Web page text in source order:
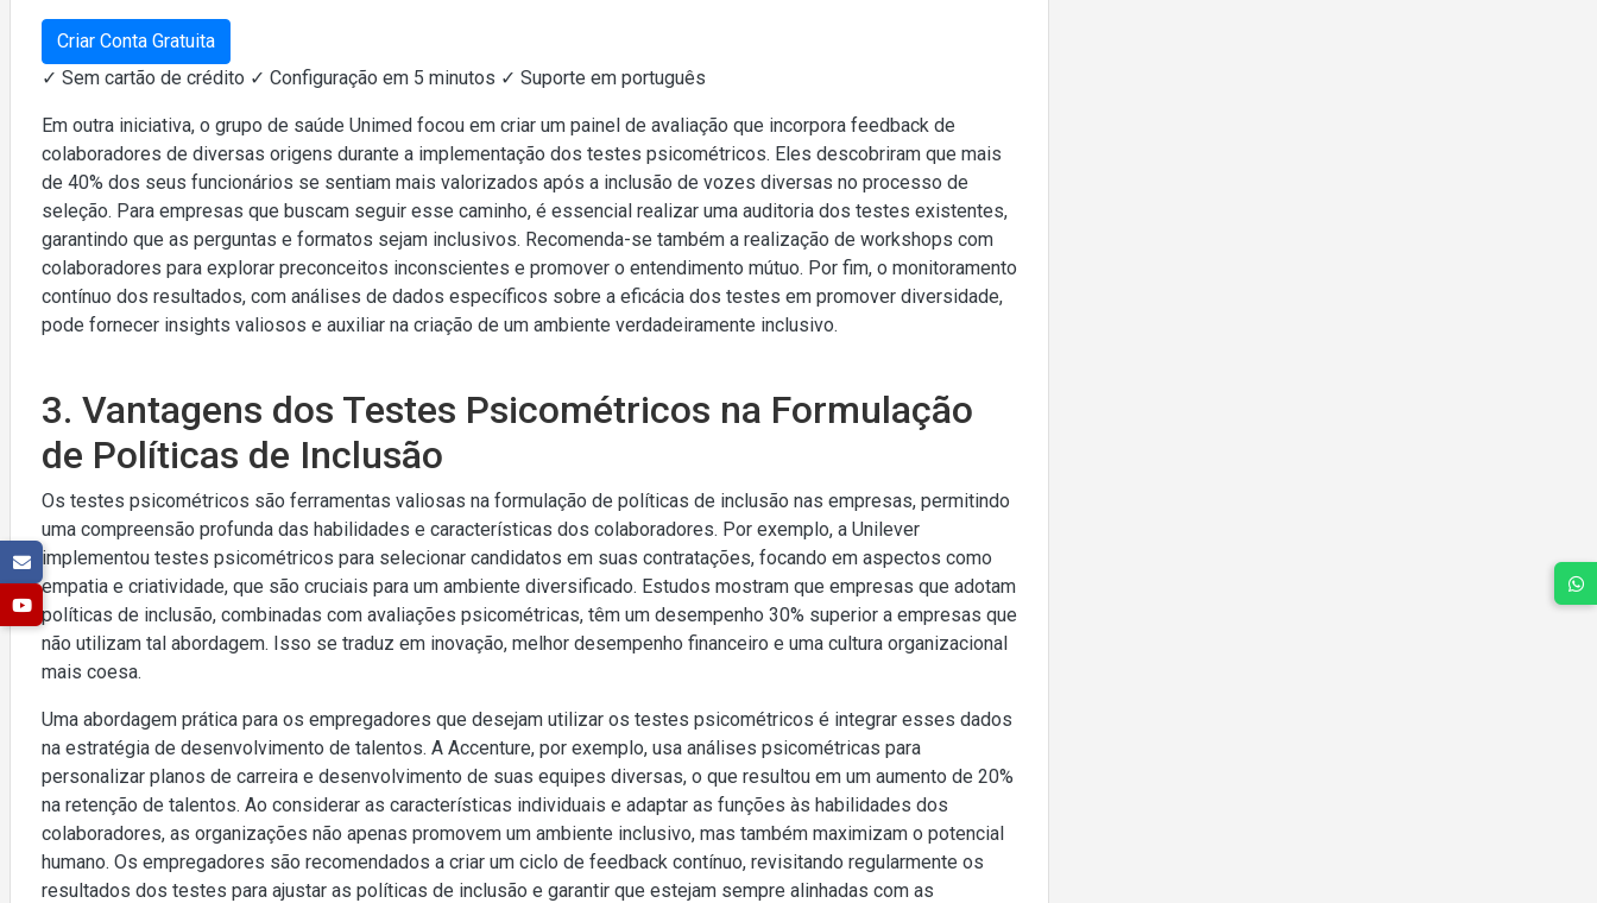
Criar Conta Gratuita
✓ Sem cartão de crédito ✓ Configuração em 5 minutos ✓ Suporte em português
Em outra iniciativa, o grupo de saúde Unimed focou em criar um painel de avaliação que incorpora feedback de
colaboradores de diversas origens durante a implementação dos testes psicométricos. Eles descobriram que mais
de 40% dos seus funcionários se sentiam mais valorizados após a inclusão de vozes diversas no processo de
seleção. Para empresas que buscam seguir esse caminho, é essencial realizar uma auditoria dos testes existentes,
garantindo que as perguntas e formatos sejam inclusivos. Recomenda-se também a realização de workshops com
colaboradores para explorar preconceitos inconscientes e promover o entendimento mútuo. Por fim, o monitoramento
contínuo dos resultados, com análises de dados específicos sobre a eficácia dos testes em promover diversidade,
pode fornecer insights valiosos e auxiliar na criação de um ambiente verdadeiramente inclusivo.
3. Vantagens dos Testes Psicométricos na Formulação
de Políticas de Inclusão
Os testes psicométricos são ferramentas valiosas na formulação de políticas de inclusão nas empresas, permitindo
uma compreensão profunda das habilidades e características dos colaboradores. Por exemplo, a Unilever
implementou testes psicométricos para selecionar candidatos em suas contratações, focando em aspectos como
empatia e criatividade, que são cruciais para um ambiente diversificado. Estudos mostram que empresas que adotam
políticas de inclusão, combinadas com avaliações psicométricas, têm um desempenho 30% superior a empresas que
não utilizam tal abordagem. Isso se traduz em inovação, melhor desempenho financeiro e uma cultura organizacional
mais coesa.
Uma abordagem prática para os empregadores que desejam utilizar os testes psicométricos é integrar esses dados
na estratégia de desenvolvimento de talentos. A Accenture, por exemplo, usa análises psicométricas para
personalizar planos de carreira e desenvolvimento de suas equipes diversas, o que resultou em um aumento de 20%
na retenção de talentos. Ao considerar as características individuais e adaptar as funções às habilidades dos
colaboradores, as organizações não apenas promovem um ambiente inclusivo, mas também maximizam o potencial
humano. Os empregadores são recomendados a criar um ciclo de feedback contínuo, revisitando regularmente os
resultados dos testes para ajustar as políticas de inclusão e garantir que estejam sempre alinhadas com as